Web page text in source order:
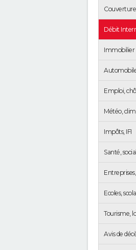
Débit
Immobilier
Emploi,
Météo,
Impôts, IFI
Santé, social
Ecoles,
Tourisme,
Avis de